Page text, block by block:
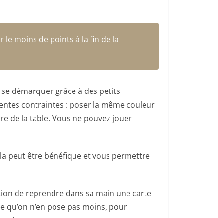
le moins de points à la fin de la
démarquer grâce à des petits
contraintes : poser la même couleur
de la table. Vous ne pouvez jouer
peut être bénéfique et vous permettre
de reprendre dans sa main une carte
n’en pose pas moins, pour